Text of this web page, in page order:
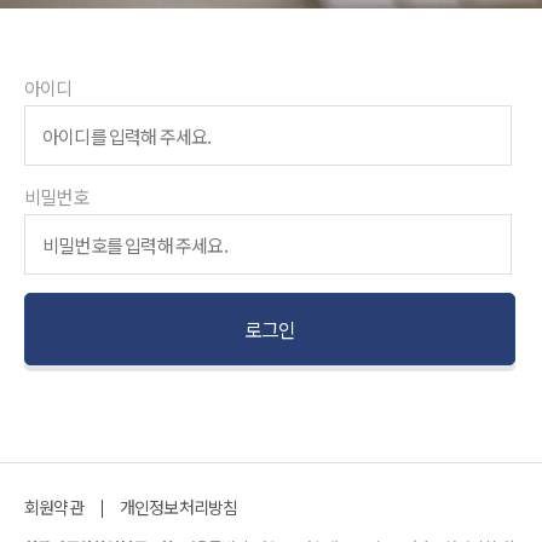
아이디
비밀번호
회원약관 개인정보처리방침